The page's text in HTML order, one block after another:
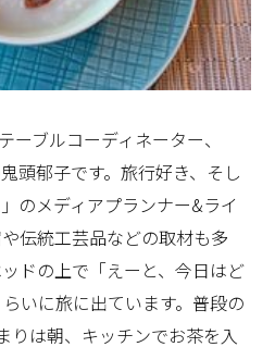
く食事をする事」それは豊か
に繋がるように思えてなりま
centro/
お食事も、ナイフなどほとん
1本で頂けるように提供され
して、教えて頂いた訳では無
事をいただきながら強く感じ
リ聴く」という事の大切さで
たら、他の方のお話なんて上
ーブルコーディネーター、
頭郁子です。旅行好き、そし
のメディアプランナー&ライ
伝統工芸品などの取材も多
ドの上で「えーと、今日はど
いに旅に出ています。普段の
りは朝、キッチンでお茶を入